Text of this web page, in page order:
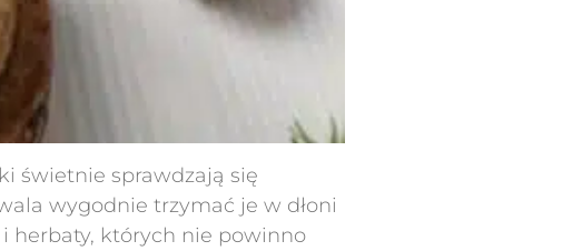
świetnie sprawdzają się
wygodnie trzymać je w dłoni
herbaty, których nie powinno